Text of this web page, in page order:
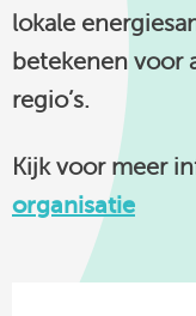
lokale
betekenen voor
regio’s.
Kijk voor meer
organisatie